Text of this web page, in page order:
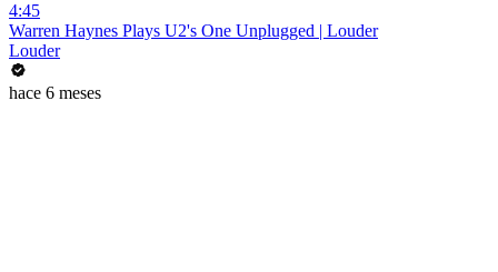
4:45
Warren Haynes Plays U2's One Unplugged | Louder
Louder
hace 6 meses